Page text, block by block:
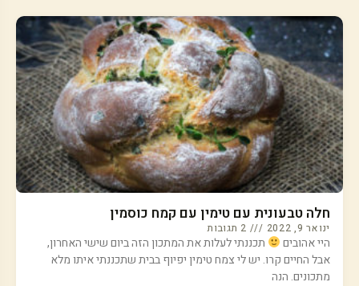
חלה טבעונית עם טימין עם קמח כוסמין
ינואר 9, 2022
היי אהובים
תכננתי לעלות את המתכון הזה ביום שישי האחרון,
אבל החיים קרו. יש לי צמח טימין יפיוף בבית שתכננתי איתו מלא
מתכונים. הנה